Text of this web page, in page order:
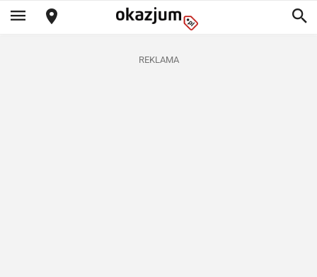
REKLAMA